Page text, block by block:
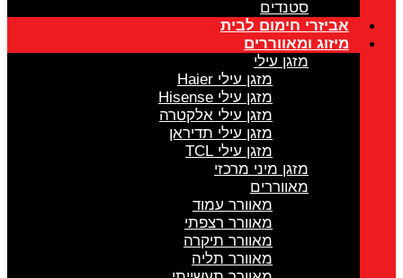
אביזרי חימום לבית
מיזוג ומאווררים
מזגן עילי Haier
מזגן עילי Hisense
מזגן עילי אלקטרה
מזגן עילי תדיראן
מזגן עילי TCL
מזגן מיני מרכזי
מאווררים
מאוורר עמוד
מאוורר רצפתי
מאוורר תיקרה
מאוורר תליה